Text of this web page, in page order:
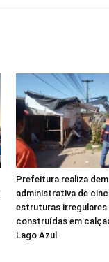
Prefeitura realiza
administrativa de
estruturas irregulares
construídas em
Lago Azul